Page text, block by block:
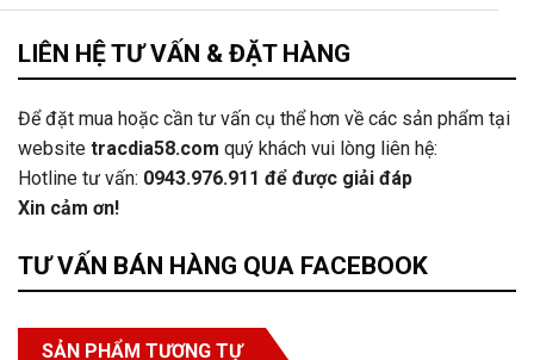
LIÊN HỆ TƯ VẤN & ĐẶT HÀNG
Để đặt mua hoặc cần tư vấn cụ thể hơn về các sản phẩm tại
website tracdia58.com quý khách vui lòng liên hệ:
Hotline tư vấn: 0943.976.911 để được giải đáp
Xin cảm ơn!
TƯ VẤN BÁN HÀNG QUA FACEBOOK
SẢN PHẨM TƯƠNG TỰ